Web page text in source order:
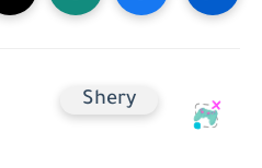
Shery